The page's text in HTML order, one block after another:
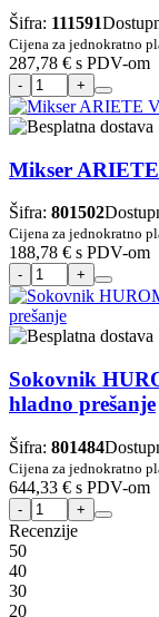
Šifra: 111591
Cijena za jednokratno
287,78 € s PDV-om
Mikser
Šifra: 801502
Cijena za jednokratno
188,78 € s PDV-om
Sokovnik
hladno prešanje
Šifra: 801484
Cijena za jednokratno
644,33 € s PDV-om
Recenzije
50
40
30
20